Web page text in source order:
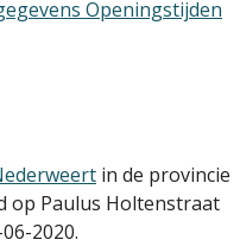
Openingstijden
in de provincie
op Paulus Holtenstraat
2020.